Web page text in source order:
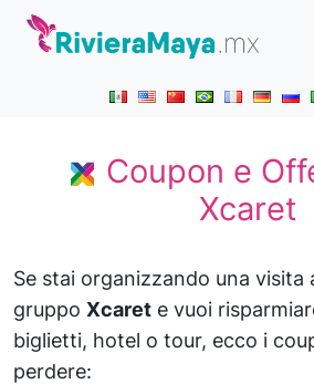
Coupon e
Xcaret
Se stai organizzando una visita
gruppo Xcaret e vuoi
biglietti, hotel o tour, ecco i
perdere: